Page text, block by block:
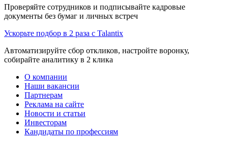
Проверяйте сотрудников и подписывайте кадровые
документы без бумаг и личных встреч
Ускорьте подбор в 2 раза с Talantix
Автоматизируйте сбор откликов, настройте воронку,
собирайте аналитику в 2 клика
О компании
Наши вакансии
Партнерам
Реклама на сайте
Новости и статьи
Инвесторам
Кандидаты по профессиям